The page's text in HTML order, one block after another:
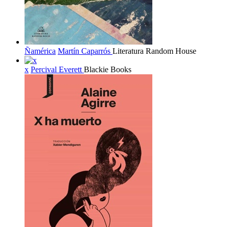
Ñamérica Martín Caparrós Literatura Random House
x Percival Everett Blackie Books